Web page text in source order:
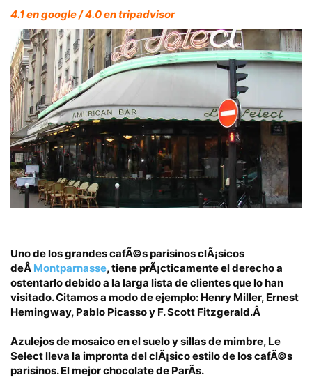
4.1 en google / 4.0 en tripadvisor
Uno de los grandes cafÃ©s parisinos clÃ¡sicos
deÂ Montparnasse, tiene prÃ¡cticamente el derecho a
ostentarlo debido a la larga lista de clientes que lo han
visitado. Citamos a modo de ejemplo: Henry Miller, Ernest
Hemingway, Pablo Picasso y F. Scott Fitzgerald.Â
Azulejos de mosaico en el suelo y sillas de mimbre, Le
Select lleva la impronta del clÃ¡sico estilo de los cafÃ©s
parisinos. El mejor chocolate de ParÃ­s.